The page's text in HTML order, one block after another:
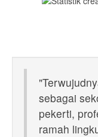
sebagai
pekerti,
ramah